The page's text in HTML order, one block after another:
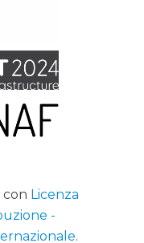
con Licenza
-
.